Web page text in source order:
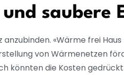
saubere
«Wärme frei
von Wärmenetzen
könnten die Kosten